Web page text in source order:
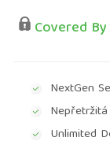
Covered By
NextGen
Unlimited